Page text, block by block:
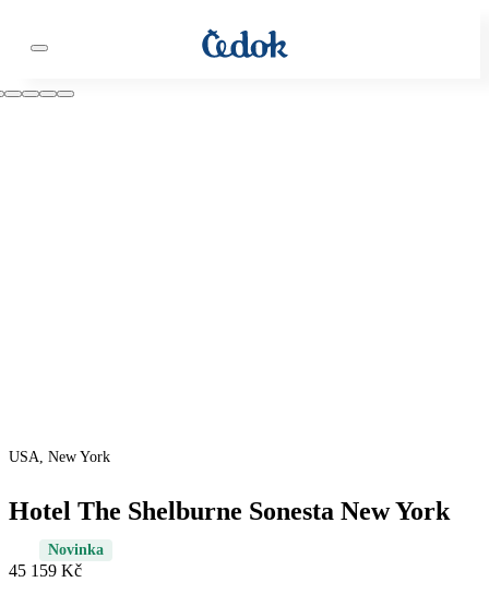
USA, New York
Hotel The Shelburne Sonesta New York
Novinka
45 159 Kč